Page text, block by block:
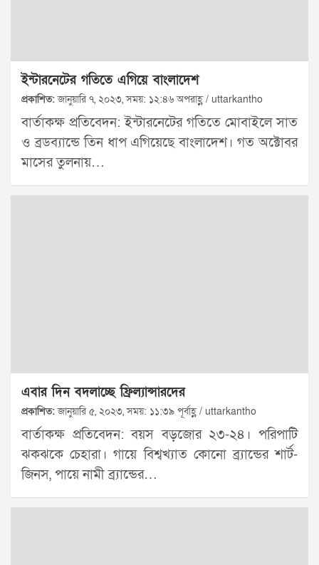
ইন্টারনেটের গতিতে এগিয়ে বাংলাদেশ
প্রকাশিত:জানুয়ারি ৭, ২০২৩, সময়: ১২:৪৬ অপরাহ্ণ / uttarkantho
বার্তাকক্ষ প্রতিবেদন: ইন্টারনেটের গতিতে মোবাইলে সাত
ও ব্রডব্যান্ডে তিন ধাপ এগিয়েছে বাংলাদেশ। গত অক্টোবর
মাসের তুলনায়…
এবার দিন বদলাচ্ছে ফ্রিল্যান্সারদের
প্রকাশিত:জানুয়ারি ৫, ২০২৩, সময়: ১১:৩৯ পূর্বাহ্ণ / uttarkantho
বার্তাকক্ষ প্রতিবেদন: বয়স বড়জোর ২৩-২৪। পরিপাটি
ঝকঝকে চেহারা। গায়ে বিশ্বখ্যাত কোনো ব্র্যান্ডের শার্ট-
জিনস, পায়ে নামী ব্র্যান্ডের…